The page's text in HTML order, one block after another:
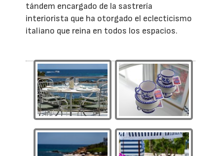
tándem encargado de la sastrería
interiorista que ha otorgado el eclecticismo
italiano que reina en todos los espacios.